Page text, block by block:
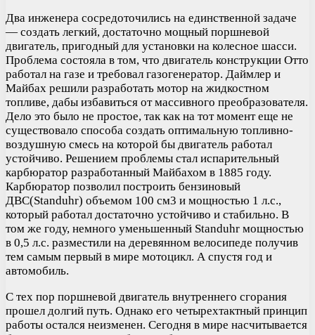
Два инженера сосредоточились на единственной задаче
— создать легкий, достаточно мощный поршневой
двигатель, пригодный для установки на колесное шасси.
Проблема состояла в том, что двигатель конструкции Отто
работал на газе и требовал газогенератор. Даймлер и
Майбах решили разработать мотор на жидкостном
топливе, дабы избавиться от массивного преобразователя.
Дело это было не простое, так как на тот момент еще не
существовало способа создать оптимальную топливно-
воздушную смесь на которой бы двигатель работал
устойчиво. Решением проблемы стал испарительный
карбюратор разработанный Майбахом в 1885 году.
Карбюратор позволил построить бензиновый
ДВС(Standuhr) объемом 100 см3 и мощностью 1 л.с.,
который работал достаточно устойчиво и стабильно. В
том же году, немного уменьшенный Standuhr мощностью
в 0,5 л.с. разместили на деревянном велосипеде получив
тем самым первый в мире мотоцикл. А спустя год и
автомобиль.
С тех пор поршневой двигатель внутреннего сгорания
прошел долгий путь. Однако его четырехтактный принцип
работы остался неизменен. Сегодня в мире насчитывается